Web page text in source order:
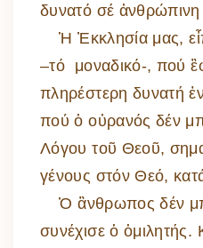
δυνατό σέ
Ἡ Ἐκκλησία μας,
–τό μοναδικό-, πού
πληρέστερη δυνατή
πού ὁ οὐρανός δέν
Λόγου τοῦ Θεοῦ,
γένους στόν Θεό,
Ὁ ἂνθρωπος δέν
συνέχισε ὁ